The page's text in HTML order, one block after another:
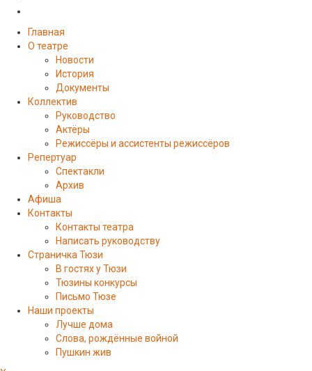
Главная
О театре
Новости
История
Документы
Коллектив
Руководство
Актёры
Режиссёры и ассистенты режиссёров
Репертуар
Спектакли
Архив
Афиша
Контакты
Контакты театра
Написать руководству
Страничка Тюзи
В гостях у Тюзи
Тюзины конкурсы
Письмо Тюзе
Наши проекты
Лучше дома
Слова, рождённые войной
Пушкин жив